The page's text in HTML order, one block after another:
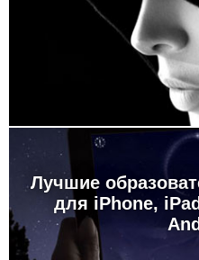
Лучшие
для iPhone,